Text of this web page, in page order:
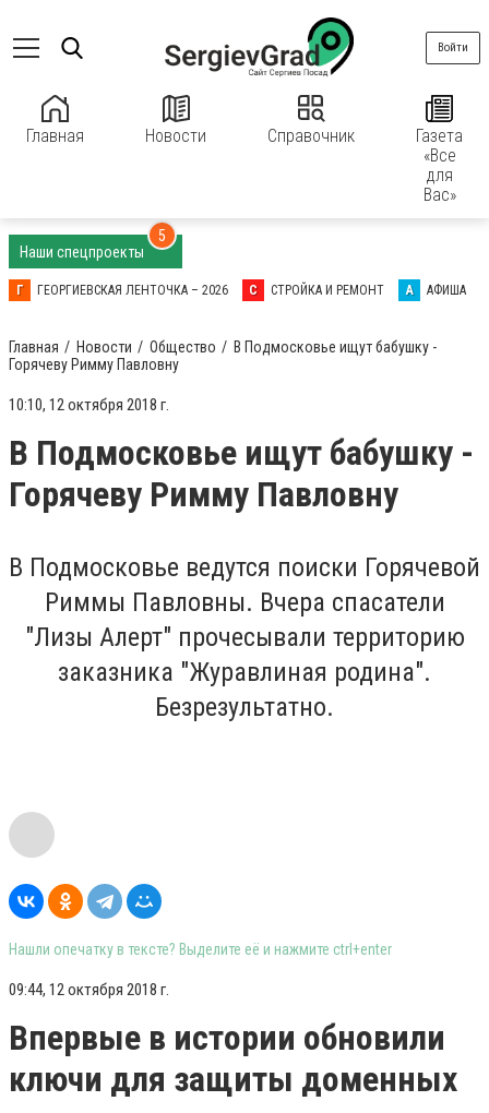
Главная Новости Справочник
Газета
«Все
для
Вас»
Войти
Наши спецпроекты
5
Г ГЕОРГИЕВСКАЯ ЛЕНТОЧКА – 2026 С СТРОЙКА И РЕМОНТ А АФИША
Главная Новости Общество
В Подмосковье ищут бабушку -
Горячеву Римму Павловну
10:10, 12 октября 2018 г.
В Подмосковье ищут бабушку -
Горячеву Римму Павловну
В Подмосковье ведутся поиски Горячевой
Риммы Павловны. Вчера спасатели
"Лизы Алерт" прочесывали территорию
заказника "Журавлиная родина".
Безрезультатно.
Нашли опечатку в тексте? Выделите её и нажмите ctrl+enter
09:44, 12 октября 2018 г.
Впервые в истории обновили
ключи для защиты доменных